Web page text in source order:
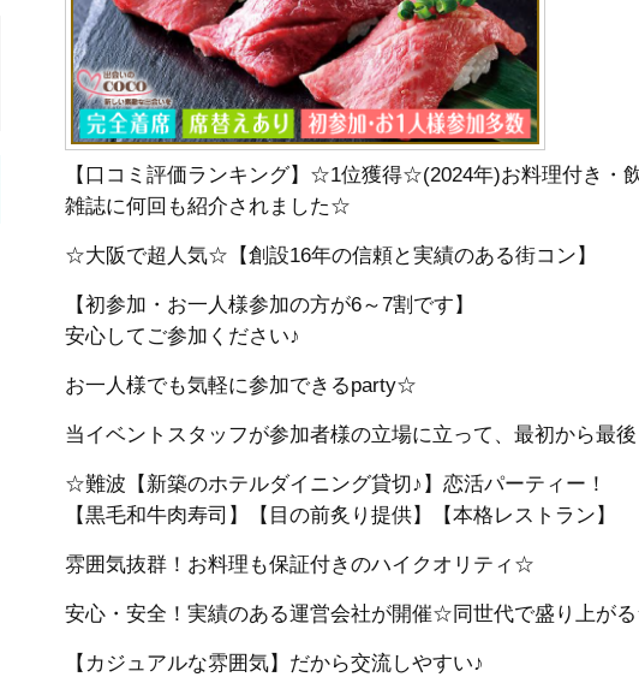
【口コミ評価ランキング】☆1位獲得☆(2024年)お料理付き・
雑誌に何回も紹介されました☆
☆大阪で超人気☆【創設16年の信頼と実績のある街コン】
【初参加・お一人様参加の方が6～7割です】
安心してご参加ください♪
お一人様でも気軽に参加できるparty☆
当イベントスタッフが参加者様の立場に立って、最初から最
☆難波【新築のホテルダイニング貸切♪】恋活パーティー！
【黒毛和牛肉寿司】【目の前炙り提供】【本格レストラン】
雰囲気抜群！お料理も保証付きのハイクオリティ☆
安心・安全！実績のある運営会社が開催☆同世代で盛り上が
【カジュアルな雰囲気】だから交流しやすい♪